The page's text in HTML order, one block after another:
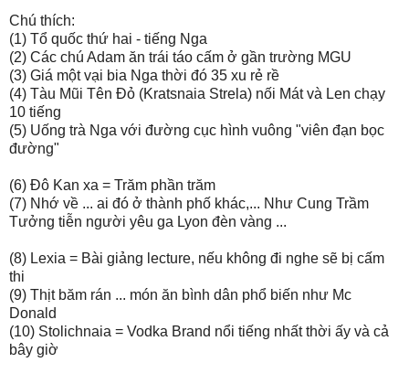
Chú thích:
(1) Tổ quốc thứ hai - tiếng Nga
(2) Các chú Adam ăn trái táo cấm ở gần trường MGU
(3) Giá một vại bia Nga thời đó 35 xu rẻ rề
(4) Tàu Mũi Tên Đỏ (Kratsnaia Strela) nối Mát và Len chạy
10 tiếng
(5) Uống trà Nga với đường cục hình vuông "viên đạn bọc
đường"
(6) Đô Kan xa = Trăm phần trăm
(7) Nhớ về ... ai đó ở thành phố khác,... Như Cung Trầm
Tưởng tiễn người yêu ga Lyon đèn vàng ...
(8) Lexia = Bài giảng lecture, nếu không đi nghe sẽ bị cấm
thi
(9) Thịt băm rán ... món ăn bình dân phổ biến như Mc
Donald
(10) Stolichnaia = Vodka Brand nổi tiếng nhất thời ấy và cả
bây giờ